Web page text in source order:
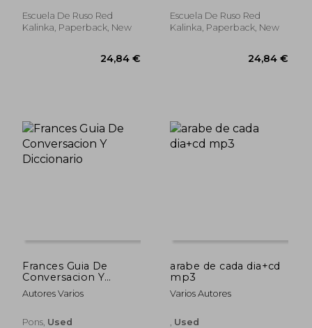
Escuela De Ruso Red
Kalinka, Paperback, New
Escuela De Ruso Red
Kalinka, Paperback, New
Frances Guia De
Conversacion Y
Diccionario
Autores Varios
Pons, Used
arabe de cada dia+cd
mp3
Varios Autores
Used